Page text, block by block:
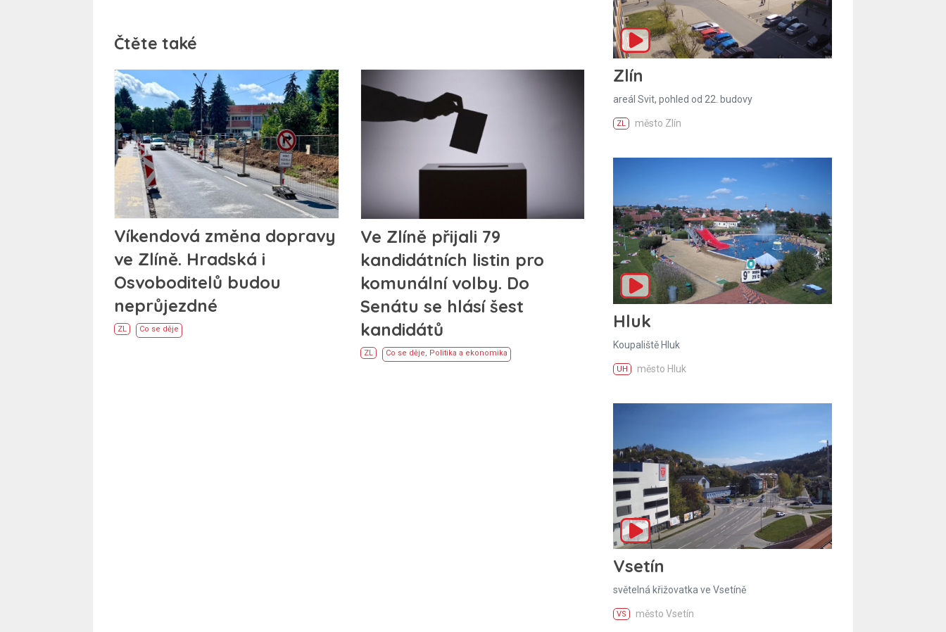
Čtěte také
Víkendová změna dopravy
ve Zlíně. Hradská i
Osvoboditelů budou
neprůjezdné
ZL Co se děje
Ve Zlíně přijali 79
kandidátních listin pro
komunální volby. Do
Senátu se hlásí šest
kandidátů
ZL Co se děje Politika a ekonomika
Zlín
areál Svit, pohled od 22. budovy
ZL město Zlín
Hluk
Koupaliště Hluk
UH město Hluk
Vsetín
světelná křižovatka ve Vsetíně
VS město Vsetín